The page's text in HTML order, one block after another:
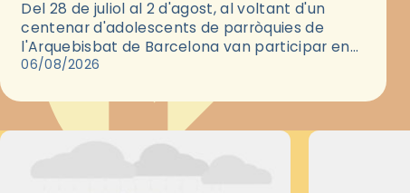
Del 28 de juliol al 2 d'agost, al voltant d'un
centenar d'adolescents de parròquies de
l'Arquebisbat de Barcelona van participar en
les convivències Be Apostle, organitzades pel
06/08/2026